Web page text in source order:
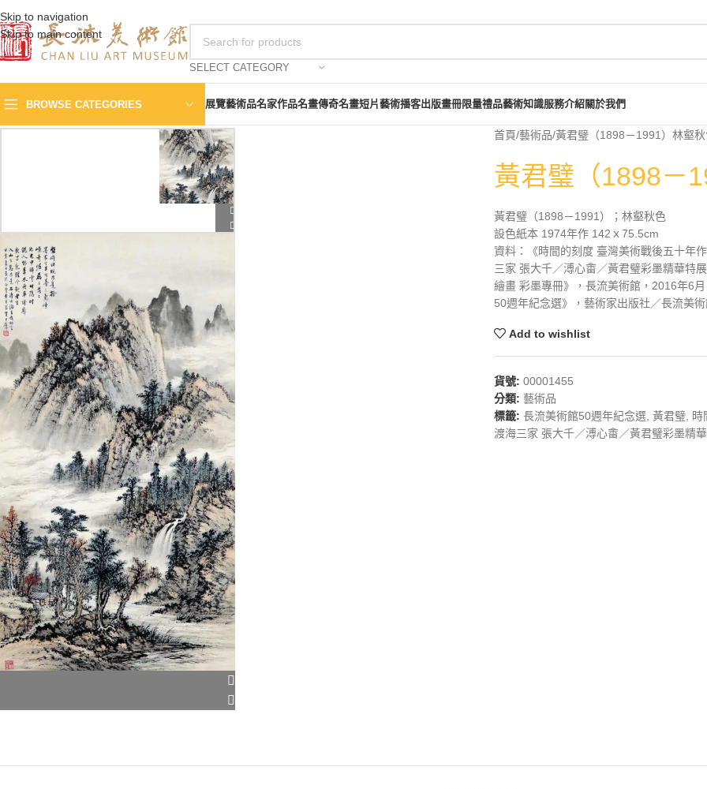
Skip to navigation
Skip to main content
SELECT CATEGORY
BROWSE CATEGORIES 展覽藝術品名家作品名畫傳奇名畫短片藝術播客出版畫冊限量禮品藝術知識服務介紹關於我們
首頁 藝術品 黃君璧（1898－1991）林壑秋
黃君璧（1898－
黃君璧（1898－1991）；林壑秋色
設色紙本 1974年作 142ｘ75.5cm
資料：《時間的刻度 臺灣美術戰後五十年
三家 張大千／溥心畬／黃君璧彩墨精華特
繪畫 彩墨專冊》，長流美術館，2016年6
50週年紀念選》，藝術家出版社／長流美
Add to wishlist
貨號: 00001455
分類: 藝術品
標籤: 長流美術館50週年紀念選, 黃君璧, 時
渡海三家 張大千／溥心畬／黃君璧彩墨精